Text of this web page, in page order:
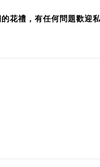
花禮，有任何問題歡迎